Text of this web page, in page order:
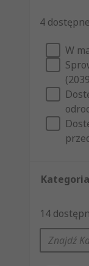
4
W
Kategoria
14